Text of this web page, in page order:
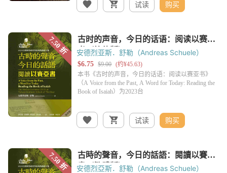
试读 购买
安德烈亚斯．舒勒（Andreas Schuele）
试读 购买
安德烈亞斯．舒勒（Andreas Schuele）